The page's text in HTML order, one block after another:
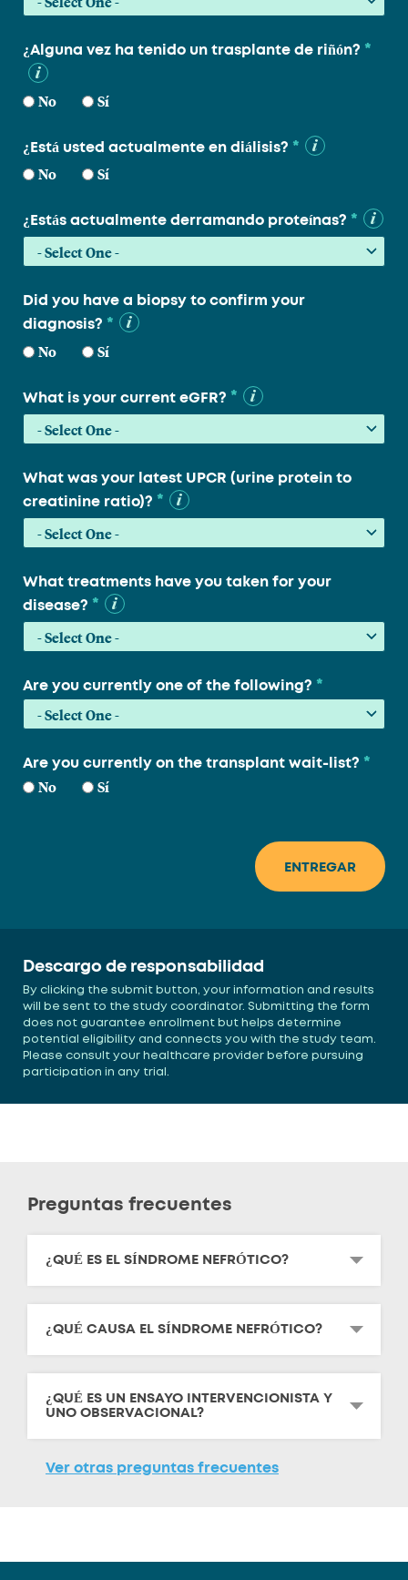
¿Alguna vez ha tenido un trasplante de riñón? *
No Sí
¿Está usted actualmente en diálisis? *
No Sí
¿Estás actualmente derramando proteínas? *
Did you have a biopsy to confirm your
diagnosis? *
No Sí
What is your current eGFR? *
What was your latest UPCR (urine protein to
creatinine ratio)? *
What treatments have you taken for your
disease? *
Are you currently one of the following? *
Are you currently on the transplant wait-list? *
No Sí
Descargo de responsabilidad
By clicking the submit button, your information and results
will be sent to the study coordinator. Submitting the form
does not guarantee enrollment but helps determine
potential eligibility and connects you with the study team.
Please consult your healthcare provider before pursuing
participation in any trial.
Preguntas frecuentes
¿QUÉ ES EL SÍNDROME NEFRÓTICO?
¿QUÉ CAUSA EL SÍNDROME NEFRÓTICO?
¿QUÉ ES UN ENSAYO INTERVENCIONISTA Y
UNO OBSERVACIONAL?
Ver otras preguntas frecuentes